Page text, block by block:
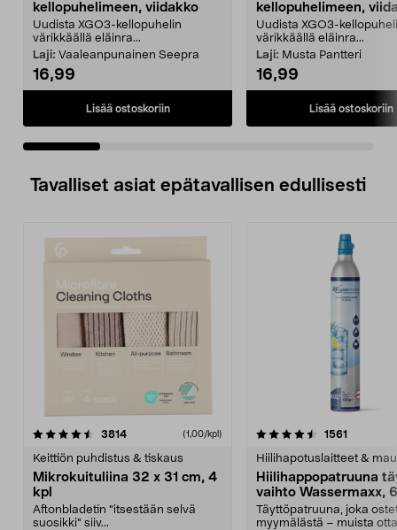
kellopuhelimeen, viidakko
Uudista XGO3-kellopuhelin
värikkäällä eläinra...
Laji: Vaaleanpunainen Seepra
16,99
Lisää ostoskoriin
kellopuhelimeen,
Uudista XGO3-
värikkäällä eläinra...
Laji: Musta Pantteri
16,99
Lisää ostoskoriin
Tavalliset asiat epätavallisen edullisesti
3814arvostelut (1,00/kpl)
Keittiön puhdistus & tiskaus
Mikrokuituliina 32 x 31 cm, 4
kpl
Aftonbladetin "itsestään selvä
suosikki" siiv...
4.5viidestä
1561
Hiilihapotuslaitteet &
Hiilihappopatruuna
vaihto Wassermaxx,
Täyttöpatruuna, joka
myymälästä – muista
4.5viidestä